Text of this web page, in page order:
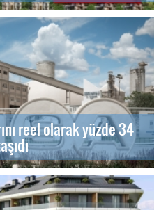
reel olarak yüzde 34